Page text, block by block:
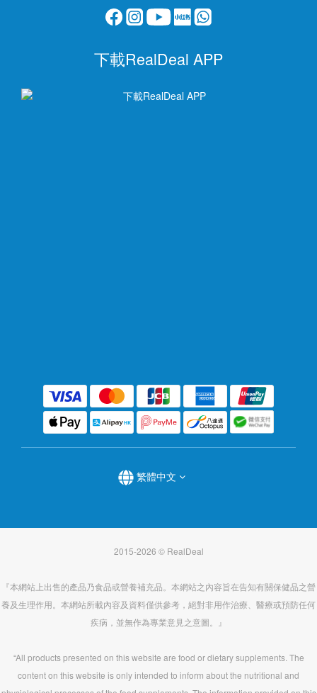
下載RealDeal APP
繁體中文
2015-2026 © RealDeal
『本網站上出售的產品乃食品或營養補充品。本網站之內容旨在告知有關保健品之營
養及生理作用。本網站所載內容及資料僅供參考，絕對非用作治療、醫療或預防任何
疾病，並無作為專業意見之意圖。』
“All products presented on this website are food or dietary supplements. The
content on this website is only intended to inform about the nutritional and